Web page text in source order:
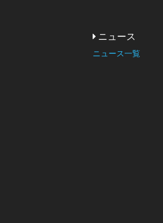
ニュース
ニュース一覧